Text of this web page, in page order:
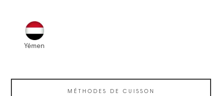
Yémen
MÉTHODES DE CUISSON